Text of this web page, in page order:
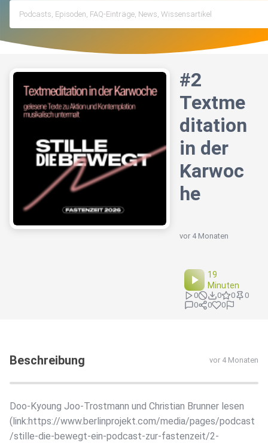
#2
Textme
ditation
in der
Karwoc
he
vor 4 Monaten
19
Minuten
0 0 0
0
0
0 0
Beschreibung vor 4 Monaten
Doo-Kyoung Joo-Trostmann und Christian Brunner lesen
(link:https://www.berlinprojekt.com/media/pages/podcast
/stille-die-bewegt-ein-podcast-zur-fastenzeit/2-